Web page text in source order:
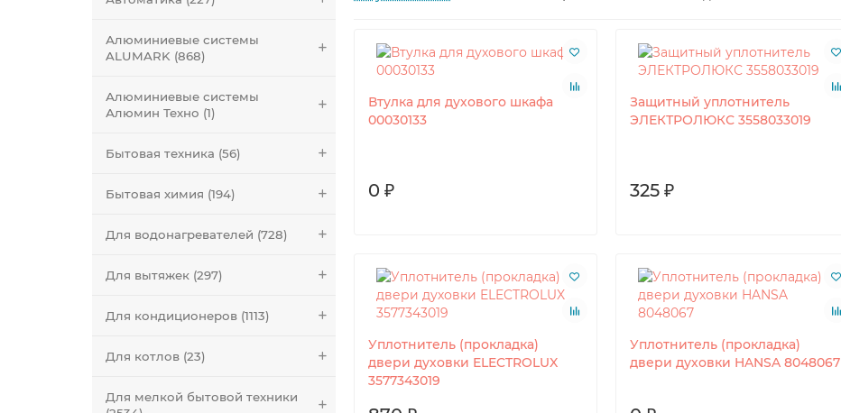
Алюминиевые системы
ALUMARK (868)
Алюминиевые системы
Алюмин Техно (1)
Бытовая техника (56)
Бытовая химия (194)
Для водонагревателей (728)
Для вытяжек (297)
Для кондиционеров (1113)
Для котлов (23)
Для мелкой бытовой техники
Втулка для духового шкафа
00030133
0 ₽
Защитный уплотнитель
ЭЛЕКТРОЛЮКС 3558033019
325 ₽
Уплотнитель (прокладка)
двери духовки ELECTROLUX
3577343019
Уплотнитель (прокладка)
двери духовки HANSA 8048067